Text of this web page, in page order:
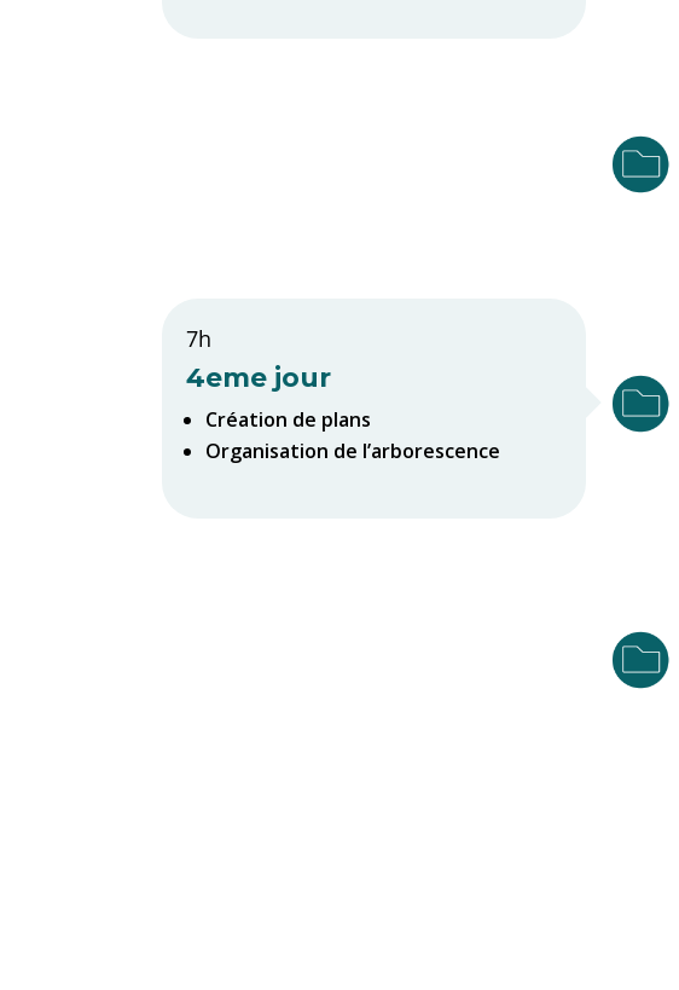
7h
4eme jour
Création de plans
Organisation de l’arborescence